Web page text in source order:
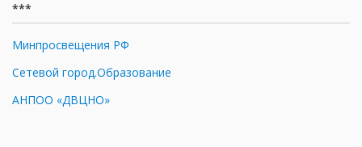
***
Минпросвещения РФ
Сетевой город.Образование
АНПОО «ДВЦНО»